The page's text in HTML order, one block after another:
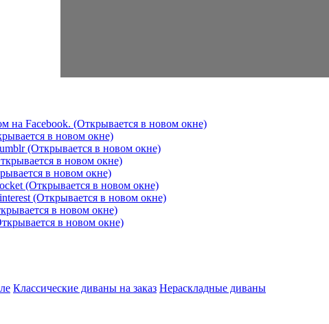
на Facebook. (Открывается в новом окне)
в новом окне)
(Открывается в новом окне)
в новом окне)
в новом окне)
(Открывается в новом окне)
(Открывается в новом окне)
в новом окне)
в новом окне)
Классические диваны на заказ Нераскладные диваны